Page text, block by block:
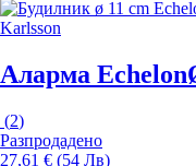
Karlsson
Аларма Echelon
(2)
Разпродадено
27,61 € (54 Лв)